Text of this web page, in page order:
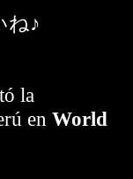
ね♪
la
en World